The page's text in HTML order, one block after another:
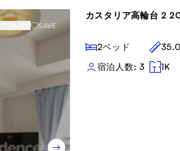
SAVE
カスタリア高輪台 2
2ベッド
宿泊人数: 3
1K